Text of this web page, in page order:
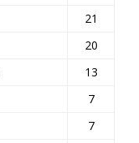
21
20
13
7
7